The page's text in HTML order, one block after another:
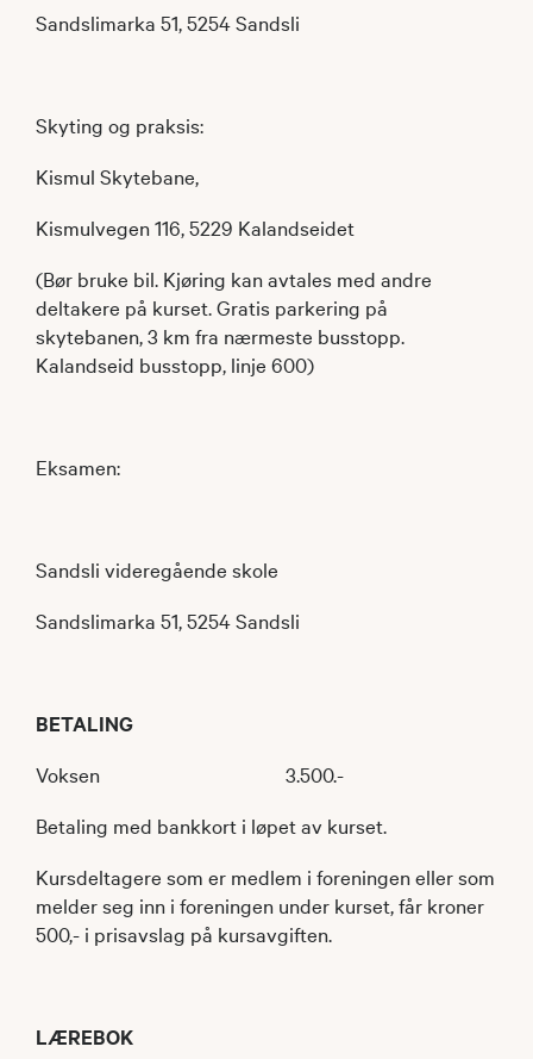
Sandslimarka 51, 5254 Sandsli
Skyting og praksis:
Kismul Skytebane,
Kismulvegen 116, 5229 Kalandseidet
(Bør bruke bil. Kjøring kan avtales med andre
deltakere på kurset. Gratis parkering på
skytebanen, 3 km fra nærmeste busstopp. ​
Kalandseid busstopp, linje 600)
Eksamen:
Sandsli videregående skole
Sandslimarka 51, 5254 Sandsli
BETALING
Voksen ​​ 3.500.-
​Betaling med bankkort i løpet av kurset.
Kursdeltagere som er medlem i foreningen eller som
melder seg inn i foreningen under kurset, får kroner
500,- i prisavslag på kursavgiften.
LÆREBOK